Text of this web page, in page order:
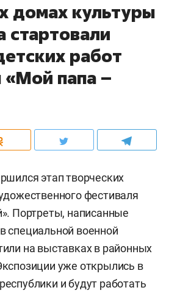
домах культуры
стартовали
работ
«Мой папа –
этап творческих
фестиваля
Портреты, написанные
специальной военной
на выставках в районных
уже открылись в
и будут работать